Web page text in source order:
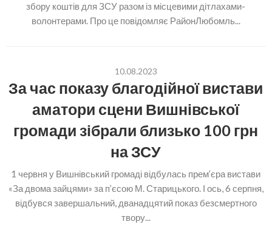
збору коштів для ЗСУ разом із місцевими дітлахами-
волонтерами. Про це повідомляє РайонЛюбомль...
10.08.2023
За час показу благодійної вистави
аматори сцени Вишнівської
громади зібрали близько 100 грн
на ЗСУ
1 червня у Вишнівський громаді відбулась прем’єра вистави
«За двома зайцями» за п’єсою М. Старицького. І ось, 6 серпня,
відбувся завершальний, дванадцятий показ безсмертного
твору...